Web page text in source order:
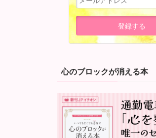
心のブロックが消える本